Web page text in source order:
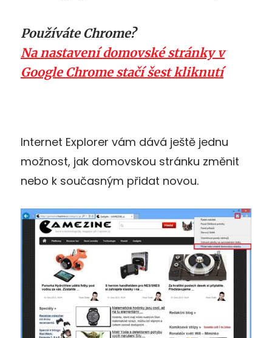
Používáte Chrome?
Na nastavení domovské stránky v
Google Chrome stačí šest kliknutí
Internet Explorer vám dává ještě jednu
možnost, jak domovskou stránku změnit
nebo k současným přidat novou.